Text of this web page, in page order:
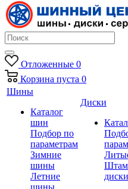
Отложенные 0
Корзина пуста 0
Шины
Каталог
шин
Подбор по
параметрам
Зимние
шины
Летние
шины
Диски
диски